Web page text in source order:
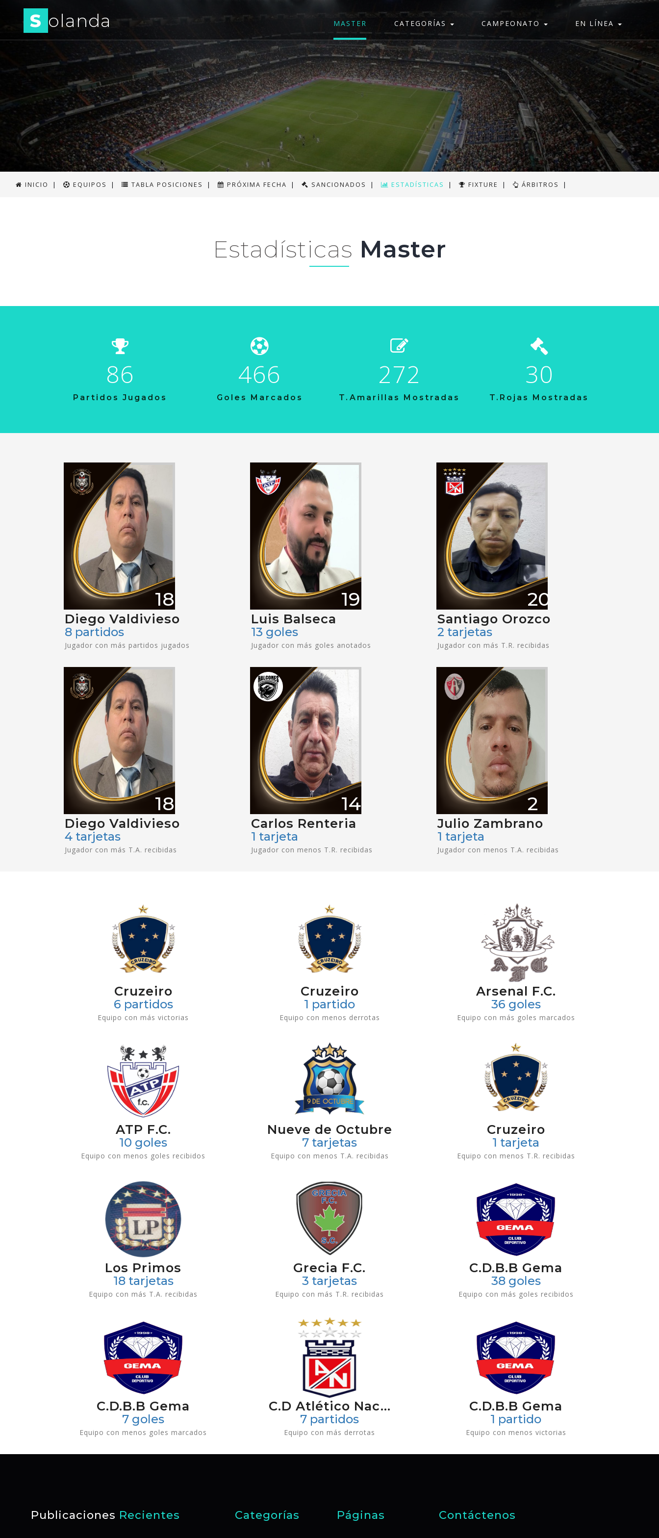
S olanda MASTER CATEGORÍAS CAMPEONATO EN LÍNEA
INICIO | EQUIPOS | TABLA POSICIONES | PRÓXIMA FECHA | SANCIONADOS | ESTADÍSTICAS | FIXTURE | ÁRBITROS |
Estadísticas Master
86
Partidos Jugados
466
Goles Marcados
272
T.Amarillas Mostradas
30
T.Rojas Mostradas
18
Diego Valdivieso
8 partidos
Jugador con más partidos jugados
19
Luis Balseca
13 goles
Jugador con más goles anotados
20
Santiago Orozco
2 tarjetas
Jugador con más T.R. recibidas
18
Diego Valdivieso
4 tarjetas
Jugador con más T.A. recibidas
14
Carlos Renteria
1 tarjeta
Jugador con menos T.R. recibidas
2
Julio Zambrano
1 tarjeta
Jugador con menos T.A. recibidas
Cruzeiro
6 partidos
Equipo con más victorias
Cruzeiro
1 partido
Equipo con menos derrotas
Arsenal F.C.
36 goles
Equipo con más goles marcados
ATP F.C.
10 goles
Equipo con menos goles recibidos
Nueve de Octubre
7 tarjetas
Equipo con menos T.A. recibidas
Cruzeiro
1 tarjeta
Equipo con menos T.R. recibidas
Los Primos
18 tarjetas
Equipo con más T.A. recibidas
Grecia F.C.
3 tarjetas
Equipo con más T.R. recibidas
C.D.B.B Gema
38 goles
Equipo con más goles recibidos
C.D.B.B Gema
7 goles
Equipo con menos goles marcados
C.D Atlético Nac...
7 partidos
Equipo con más derrotas
C.D.B.B Gema
1 partido
Equipo con menos victorias
Publicaciones Recientes Categorías Páginas Contáctenos